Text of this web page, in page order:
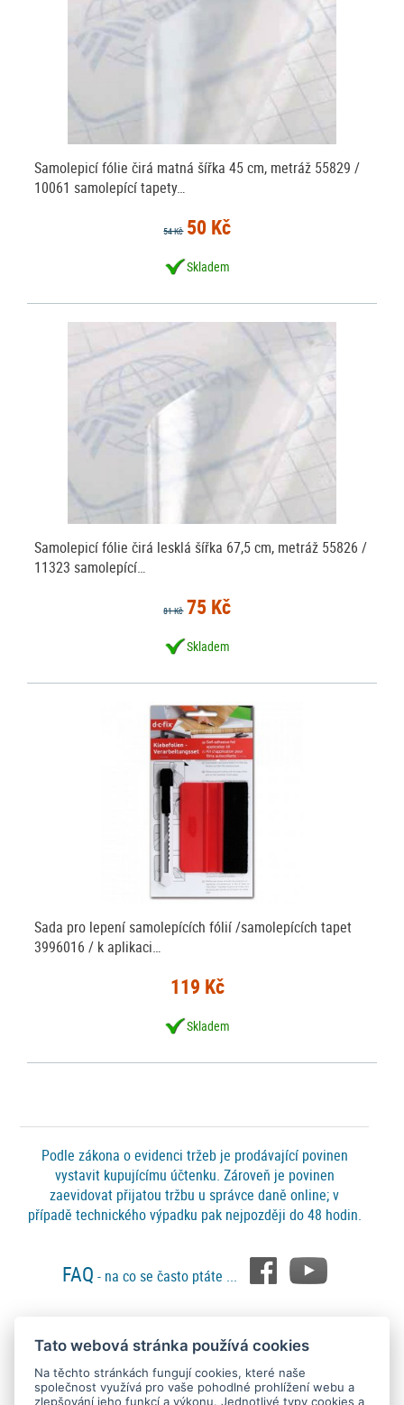
Samolepicí fólie čirá matná šířka 45 cm, metráž 55829 /
10061 samolepící tapety…
54 Kč 50 Kč
Skladem
Samolepicí fólie čirá lesklá šířka 67,5 cm, metráž 55826 /
11323 samolepící…
81 Kč 75 Kč
Skladem
Sada pro lepení samolepících fólií /samolepících tapet
3996016 / k aplikaci…
119 Kč
Skladem
Podle zákona o evidenci tržeb je prodávající povinen
vystavit kupujícímu účtenku. Zároveň je povinen
zaevidovat přijatou tržbu u správce daně online; v
případě technického výpadku pak nejpozději do 48 hodin.
FAQ - na co se často ptáte ...
Platební metody
Tato webová stránka používá cookies
Na těchto stránkách fungují cookies, které naše
společnost využívá pro vaše pohodlné prohlížení webu a
zlepšování jeho funkcí a výkonu. Jednotlivé typy cookies a